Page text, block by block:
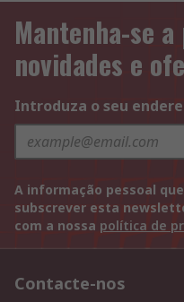
Mantenha-se
novidades e
Introduza o seu
A informação pessoal
subscrever esta
com a nossa política de
Contacte-nos